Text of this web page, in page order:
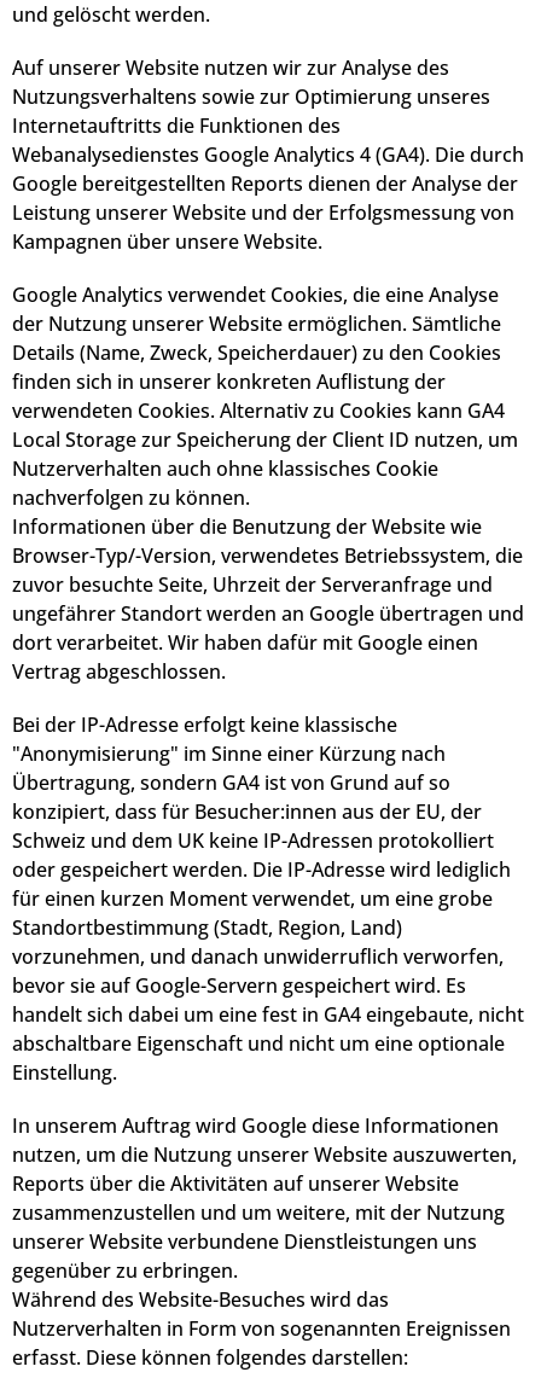
und gelöscht werden.
Auf unserer Website nutzen wir zur Analyse des
Nutzungsverhaltens sowie zur Optimierung unseres
Internetauftritts die Funktionen des
Webanalysedienstes Google Analytics 4 (GA4). Die durch
Google bereitgestellten Reports dienen der Analyse der
Leistung unserer Website und der Erfolgsmessung von
Kampagnen über unsere Website.
Google Analytics verwendet Cookies, die eine Analyse
der Nutzung unserer Website ermöglichen. Sämtliche
Details (Name, Zweck, Speicherdauer) zu den Cookies
finden sich in unserer konkreten Auflistung der
verwendeten Cookies. Alternativ zu Cookies kann GA4
Local Storage zur Speicherung der Client ID nutzen, um
Nutzerverhalten auch ohne klassisches Cookie
nachverfolgen zu können.
Informationen über die Benutzung der Website wie
Browser-Typ/-Version, verwendetes Betriebssystem, die
zuvor besuchte Seite, Uhrzeit der Serveranfrage und
ungefährer Standort werden an Google übertragen und
dort verarbeitet. Wir haben dafür mit Google einen
Vertrag abgeschlossen.
Bei der IP-Adresse erfolgt keine klassische
"Anonymisierung" im Sinne einer Kürzung nach
Übertragung, sondern GA4 ist von Grund auf so
konzipiert, dass für Besucher:innen aus der EU, der
Schweiz und dem UK keine IP-Adressen protokolliert
oder gespeichert werden. Die IP-Adresse wird lediglich
für einen kurzen Moment verwendet, um eine grobe
Standortbestimmung (Stadt, Region, Land)
vorzunehmen, und danach unwiderruflich verworfen,
bevor sie auf Google-Servern gespeichert wird. Es
handelt sich dabei um eine fest in GA4 eingebaute, nicht
abschaltbare Eigenschaft und nicht um eine optionale
Einstellung.
In unserem Auftrag wird Google diese Informationen
nutzen, um die Nutzung unserer Website auszuwerten,
Reports über die Aktivitäten auf unserer Website
zusammenzustellen und um weitere, mit der Nutzung
unserer Website verbundene Dienstleistungen uns
gegenüber zu erbringen.
Während des Website-Besuches wird das
Nutzerverhalten in Form von sogenannten Ereignissen
erfasst. Diese können folgendes darstellen: